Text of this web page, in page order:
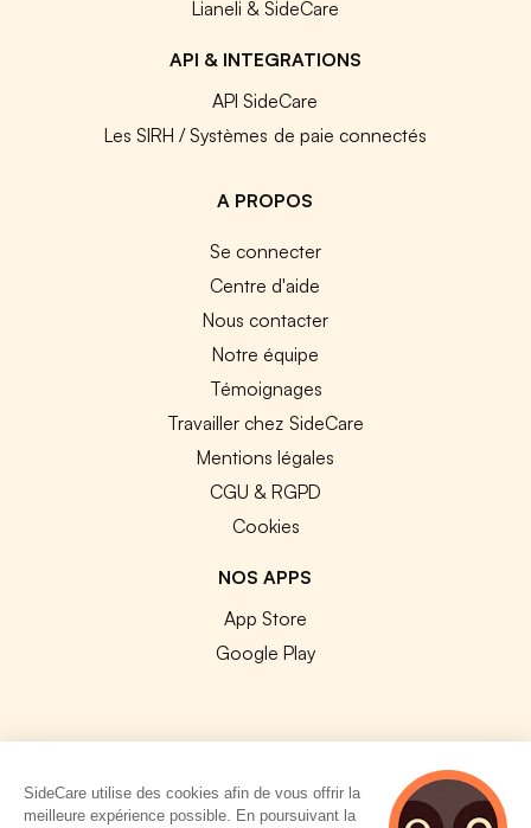
Lianeli & SideCare
API & INTEGRATIONS
API SideCare
Les SIRH / Systèmes de paie connectés
A PROPOS
Se connecter
Centre d'aide
Nous contacter
Notre équipe
Témoignages
Travailler chez SideCare
Mentions légales
CGU & RGPD
Cookies
NOS APPS
App Store
Google Play
© 2026 SideCare. Tous droits réservés.
SideCare utilise des cookies afin de vous offrir la
meilleure expérience possible. En poursuivant la